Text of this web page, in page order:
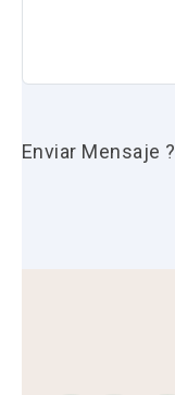
Enviar Mensaje ?